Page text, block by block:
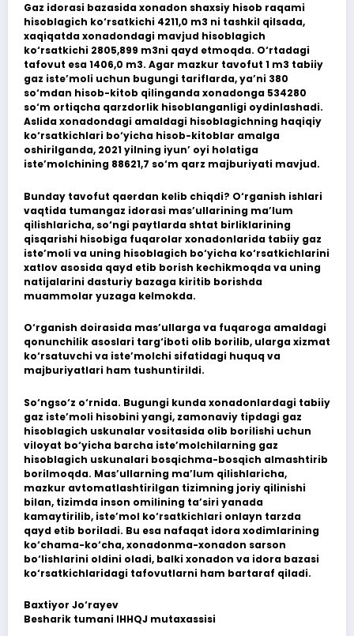
Gaz idorasi bazasida xonadon shaxsiy hisob raqami
hisoblagich ko‘rsatkichi 4211,0 m3 ni tashkil qilsada,
xaqiqatda xonadondagi mavjud hisoblagich
ko‘rsatkichi 2805,899 m3ni qayd etmoqda. O‘rtadagi
tafovut esa 1406,0 m3. Agar mazkur tavofut 1 m3 tabiiy
gaz iste’moli uchun bugungi tariflarda, ya’ni 380
so‘mdan hisob-kitob qilinganda xonadonga 534280
so‘m ortiqcha qarzdorlik hisoblanganligi oydinlashadi.
Aslida xonadondagi amaldagi hisoblagichning haqiqiy
ko‘rsatkichlari bo‘yicha hisob-kitoblar amalga
oshirilganda, 2021 yilning iyun’ oyi holatiga
iste’molchining 88621,7 so‘m qarz majburiyati mavjud.
Bunday tavofut qaerdan kelib chiqdi? O‘rganish ishlari
vaqtida tumangaz idorasi mas’ullarining ma’lum
qilishlaricha, so‘ngi paytlarda shtat birliklarining
qisqarishi hisobiga fuqarolar xonadonlarida tabiiy gaz
iste’moli va uning hisoblagich bo‘yicha ko‘rsatkichlarini
xatlov asosida qayd etib borish kechikmoqda va uning
natijalarini dasturiy bazaga kiritib borishda
muammolar yuzaga kelmokda.
O‘rganish doirasida mas’ullarga va fuqaroga amaldagi
qonunchilik asoslari targ‘iboti olib borilib, ularga xizmat
ko‘rsatuvchi va iste’molchi sifatidagi huquq va
majburiyatlari ham tushuntirildi.
So‘ngso‘z o‘rnida. Bugungi kunda xonadonlardagi tabiiy
gaz iste’moli hisobini yangi, zamonaviy tipdagi gaz
hisoblagich uskunalar vositasida olib borilishi uchun
viloyat bo‘yicha barcha iste’molchilarning gaz
hisoblagich uskunalari bosqichma-bosqich almashtirib
borilmoqda. Mas’ullarning ma’lum qilishlaricha,
mazkur avtomatlashtirilgan tizimning joriy qilinishi
bilan, tizimda inson omilining ta’siri yanada
kamaytirilib, iste’mol ko‘rsatkichlari onlayn tarzda
qayd etib boriladi. Bu esa nafaqat idora xodimlarining
ko‘chama-ko‘cha, xonadonma-xonadon sarson
bo‘lishlarini oldini oladi, balki xonadon va idora bazasi
ko‘rsatkichlaridagi tafovutlarni ham bartaraf qiladi.
Baxtiyor Jo‘rayev
Besharik tumani IHHQJ mutaxassisi